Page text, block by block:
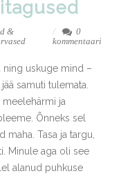
&
0
kommentaari
ning uskuge mind –
samuti tulemata.
ja
Õnneks sel
Tasa ja targu,
Minule aga oli see
alanud puhkuse